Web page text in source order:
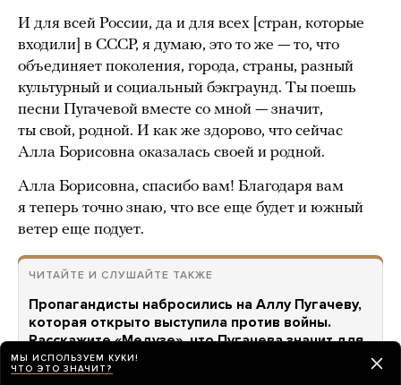
И для всей России, да и для всех [стран, которые
входили] в СССР, я думаю, это то же — то, что
объединяет поколения, города, страны, разный
культурный и социальный бэкграунд. Ты поешь
песни Пугачевой вместе со мной — значит,
ты свой, родной. И как же здорово, что сейчас
Алла Борисовна оказалась своей и родной.
Алла Борисовна, спасибо вам! Благодаря вам
я теперь точно знаю, что все еще будет и южный
ветер еще подует.
ЧИТАЙТЕ И СЛУШАЙТЕ ТАКЖЕ
Пропагандисты набросились на Аллу Пугачеву,
которая открыто выступила против войны.
Расскажите «Медузе», что Пугачева значит для
России — и для вас
Поддержка нужна даже самым
сильным людям
МЫ ИСПОЛЬЗУЕМ КУКИ!
ЧТО ЭТО ЗНАЧИТ?